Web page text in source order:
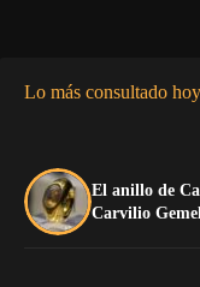
Lo más consultado hoy
El anillo de
Carvilio